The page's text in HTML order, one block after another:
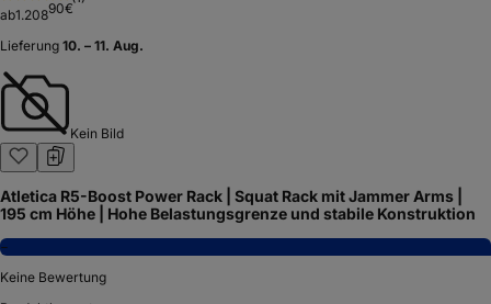
ab1.20890€
Lieferung 10. – 11. Aug.
Kein Bild
Atletica R5-Boost Power Rack | Squat Rack mit Jammer Arms |
195 cm Höhe | Hohe Belastungsgrenze und stabile Konstruktion
−
Keine Bewertung